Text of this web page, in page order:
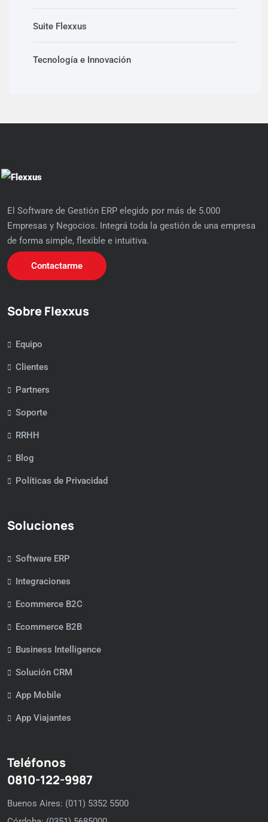
Suite Flexxus
Tecnología e Innovación
El Software de Gestión ERP elegido por más de 5.000
Empresas y Negocios. Integrá toda la gestión de una empresa
de forma simple, flexible e intuitiva.
Contactarme
Sobre Flexxus
Equipo
Clientes
Partners
Soporte
RRHH
Blog
Políticas de Privacidad
Soluciones
Software ERP
Integraciones
Ecommerce B2C
Ecommerce B2B
Business Intelligence
Solución CRM
App Mobile
App Viajantes
Teléfonos
0810-122-9987
Buenos Aires: (011) 5352 5500